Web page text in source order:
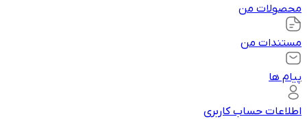
محصولات من
مستندات من
پیام ها
اطلاعات حساب کاربری